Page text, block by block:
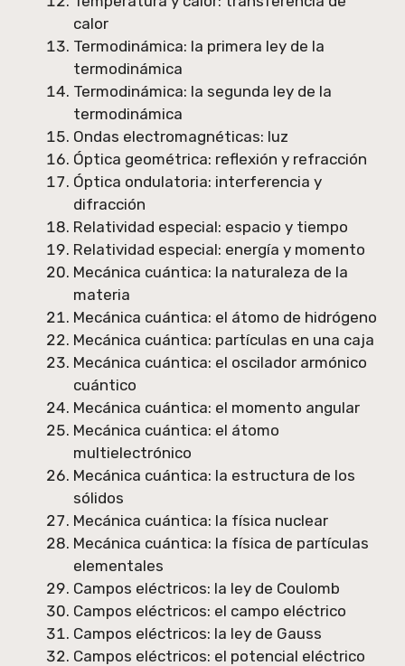
calor
Termodinámica: la primera ley de la
termodinámica
Termodinámica: la segunda ley de la
termodinámica
Ondas electromagnéticas: luz
Óptica geométrica: reflexión y refracción
Óptica ondulatoria: interferencia y
difracción
Relatividad especial: espacio y tiempo
Relatividad especial: energía y momento
Mecánica cuántica: la naturaleza de la
materia
Mecánica cuántica: el átomo de hidrógeno
Mecánica cuántica: partículas en una caja
Mecánica cuántica: el oscilador armónico
cuántico
Mecánica cuántica: el momento angular
Mecánica cuántica: el átomo
multielectrónico
Mecánica cuántica: la estructura de los
sólidos
Mecánica cuántica: la física nuclear
Mecánica cuántica: la física de partículas
elementales
Campos eléctricos: la ley de Coulomb
Campos eléctricos: el campo eléctrico
Campos eléctricos: la ley de Gauss
Campos eléctricos: el potencial eléctrico